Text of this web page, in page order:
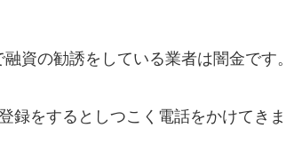
資の勧誘をしている業者は闇金です。
録をするとしつこく電話をかけてきま